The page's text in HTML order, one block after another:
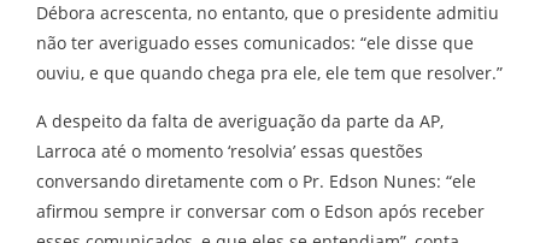
Débora acrescenta, no entanto, que o presidente admitiu
não ter averiguado esses comunicados: “ele disse que
ouviu, e que quando chega pra ele, ele tem que resolver.”
A despeito da falta de averiguação da parte da AP,
Larroca até o momento ‘resolvia’ essas questões
conversando diretamente com o Pr. Edson Nunes: “ele
afirmou sempre ir conversar com o Edson após receber